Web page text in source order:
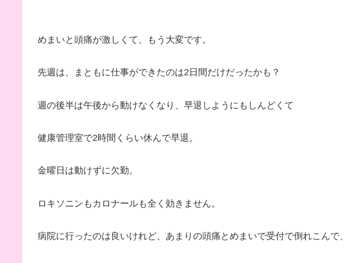
めまいと頭痛が激しくて、もう大変です。
先週は、まともに仕事ができたのは2日間だけだったかも？
週の後半は午後から動けなくなり、早退しようにもしんどくて
健康管理室で2時間くらい休んで早退。
金曜日は動けずに欠勤。
ロキソニンもカロナールも全く効きません。
病院に行ったのは良いけれど、あまりの頭痛とめまいで受付で倒れこんで、